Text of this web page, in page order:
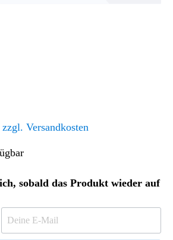
Versandkosten
sobald das Produkt wieder auf